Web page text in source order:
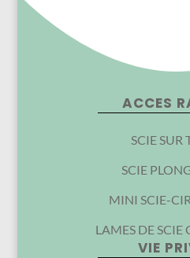
ACCES
SCIE SUR
SCIE
MINI SCIE-
LAMES DE SCIE
VIE